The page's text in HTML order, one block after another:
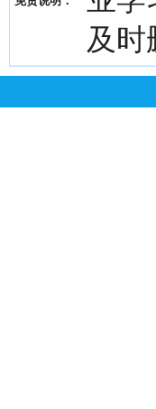
及时